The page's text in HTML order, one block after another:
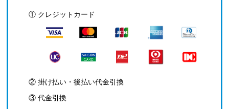
① クレジットカード
② 掛け払い・後払い代金引換
③ 代金引換